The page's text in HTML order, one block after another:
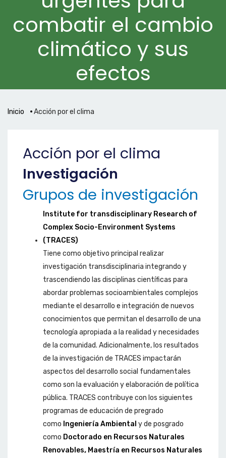
combatir el cambio
climático y sus
efectos
Inicio Acción por el clima
Acción por el clima
Investigación
Grupos de investigación
Institute for transdisciplinary Research of
Complex Socio-Environment Systems
(TRACES)
Tiene como objetivo principal realizar
investigación transdisciplinaria integrando y
trascendiendo las disciplinas científicas para
abordar problemas socioambientales complejos
mediante el desarrollo e integración de nuevos
conocimientos que permitan el desarrollo de una
tecnología apropiada a la realidad y necesidades
de la comunidad. Adicionalmente, los resultados
de la investigación de TRACES impactarán
aspectos del desarrollo social fundamentales
como son la evaluación y elaboración de política
pública. TRACES contribuye con los siguientes
programas de educación de pregrado
como Ingeniería Ambiental y de posgrado
como Doctorado en Recursos Naturales
Renovables, Maestría en Recursos Naturales